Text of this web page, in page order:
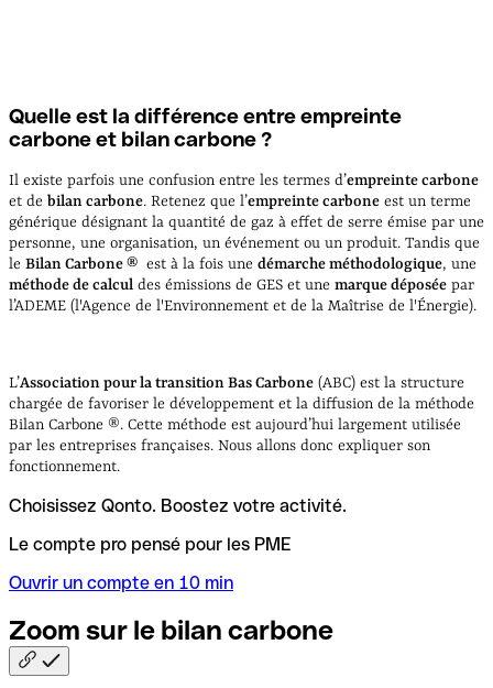
Quelle est la différence entre empreinte
carbone et bilan carbone ?
Il existe parfois une confusion entre les termes d’empreinte carbone
et de bilan carbone. Retenez que l’empreinte carbone est un terme
générique désignant la quantité de gaz à effet de serre émise par une
personne, une organisation, un événement ou un produit. Tandis que
le Bilan Carbone ® est à la fois une démarche méthodologique, une
méthode de calcul des émissions de GES et une marque déposée par
l’ADEME (l'Agence de l'Environnement et de la Maîtrise de l'Énergie).
L’Association pour la transition Bas Carbone (ABC) est la structure
chargée de favoriser le développement et la diffusion de la méthode
Bilan Carbone ®. Cette méthode est aujourd’hui largement utilisée
par les entreprises françaises. Nous allons donc expliquer son
fonctionnement.
Choisissez Qonto. Boostez votre activité.
Le compte pro pensé pour les PME
Ouvrir un compte en 10 min
Zoom sur le bilan carbone